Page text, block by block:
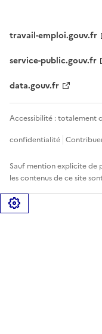
travail-emploi.gouv.fr
service-public.gouv.fr
data.gouv.fr
Accessibilité : totalement
confidentialité
Sauf mention explicite de
les contenus de ce site
Gérer les cookies